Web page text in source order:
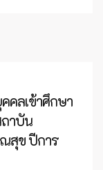
คลเข้าศึกษา
าบัน
สุข ปีการ